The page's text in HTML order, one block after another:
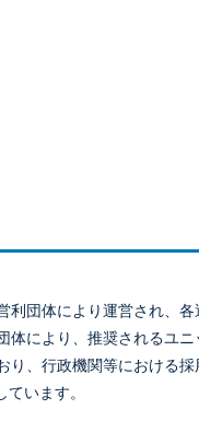
団体により運営され、各
により、推奨されるユニ
、行政機関等における採
います。